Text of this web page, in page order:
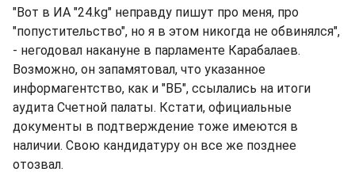
"Вот в ИА "24.kg" неправду пишут про меня, про
"попустительство", но я в этом никогда не обвинялся",
- негодовал накануне в парламенте Карабалаев.
Возможно, он запамятовал, что указанное
информагентство, как и "ВБ", ссылались на итоги
аудита Счетной палаты. Кстати, официальные
документы в подтверждение тоже имеются в
наличии. Свою кандидатуру он все же позднее
отозвал.